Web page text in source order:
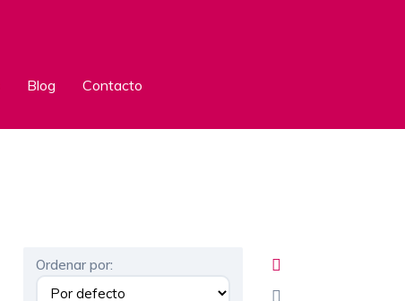
Blog Contacto
Ordenar por: